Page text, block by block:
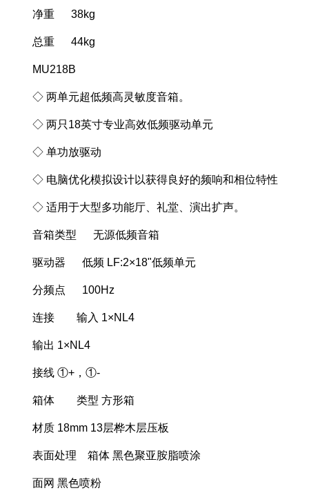
净重 38kg
总重 44kg
MU218B
◇ 两单元超低频高灵敏度音箱。
◇ 两只18英寸专业高效低频驱动单元
◇ 单功放驱动
◇ 电脑优化模拟设计以获得良好的频响和相位特性
◇ 适用于大型多功能厅、礼堂、演出扩声。
音箱类型 无源低频音箱
驱动器 低频 LF:2×18"低频单元
分频点 100Hz
连接 输入 1×NL4
输出 1×NL4
接线 ①+，①-
箱体 类型 方形箱
材质 18mm 13层桦木层压板
表面处理 箱体 黑色聚亚胺脂喷涂
面网 黑色喷粉